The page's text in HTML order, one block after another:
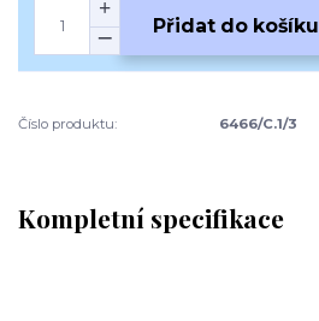
Přidat do košíku
Číslo produktu: 6466/C.1/3
Kompletní specifikace